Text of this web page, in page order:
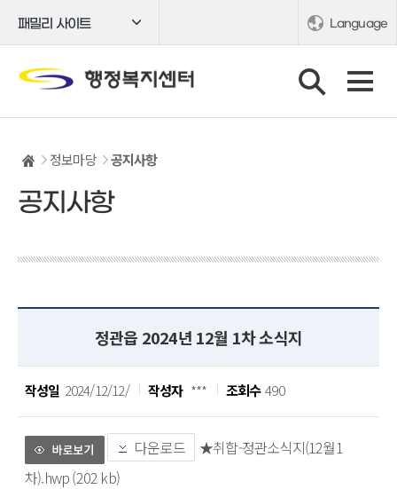
패밀리 사이트 Language
정보마당 공지사항
공지사항
정관읍 2024년 12월 1차 소식지
작성일 2024/12/12/ 작성자 *** 조회수 490
다운로드
★취합-정관소식지(12월1
차).hwp (202 kb)